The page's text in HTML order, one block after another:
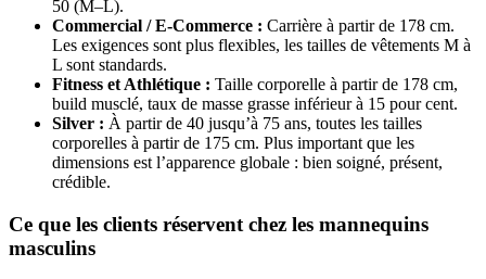
50 (M–L).
Commercial / E-Commerce : Carrière à partir de 178 cm.
Les exigences sont plus flexibles, les tailles de vêtements M à
L sont standards.
Fitness et Athlétique : Taille corporelle à partir de 178 cm,
build musclé, taux de masse grasse inférieur à 15 pour cent.
Silver : À partir de 40 jusqu’à 75 ans, toutes les tailles
corporelles à partir de 175 cm. Plus important que les
dimensions est l’apparence globale : bien soigné, présent,
crédible.
Ce que les clients réservent chez les mannequins
masculins